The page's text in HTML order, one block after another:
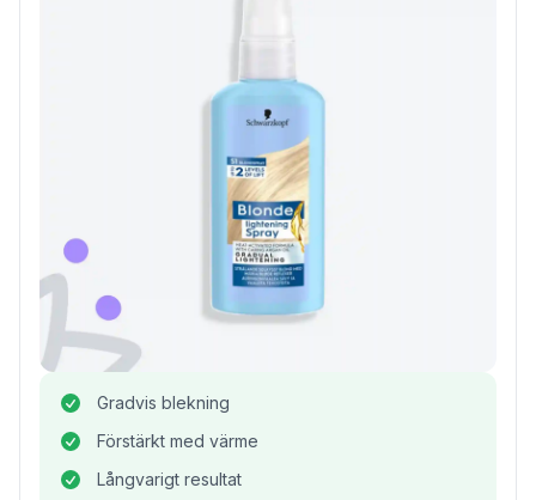
Gradvis blekning
Förstärkt med värme
Långvarigt resultat